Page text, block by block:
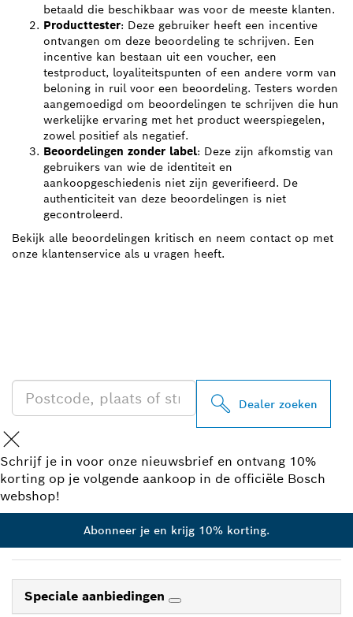
betaald die beschikbaar was voor de meeste klanten.
Producttester: Deze gebruiker heeft een incentive
ontvangen om deze beoordeling te schrijven. Een
incentive kan bestaan uit een voucher, een
testproduct, loyaliteitspunten of een andere vorm van
beloning in ruil voor een beoordeling. Testers worden
aangemoedigd om beoordelingen te schrijven die hun
werkelijke ervaring met het product weerspiegelen,
zowel positief als negatief.
Beoordelingen zonder label: Deze zijn afkomstig van
gebruikers van wie de identiteit en
aankoopgeschiedenis niet zijn geverifieerd. De
authenticiteit van deze beoordelingen is niet
gecontroleerd.
Bekijk alle beoordelingen kritisch en neem contact op met
onze klantenservice als u vragen heeft.
Dealer zoeken
Schrijf je in voor onze nieuwsbrief en ontvang 10%
korting op je volgende aankoop in de officiële Bosch
webshop!
Abonneer je en krijg 10% korting.
Speciale aanbiedingen